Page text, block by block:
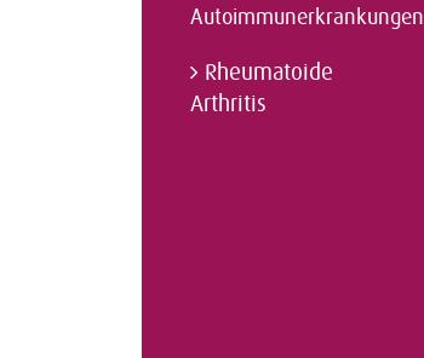
Autoimmunerkrankungen
Rheumatoide
Arthritis